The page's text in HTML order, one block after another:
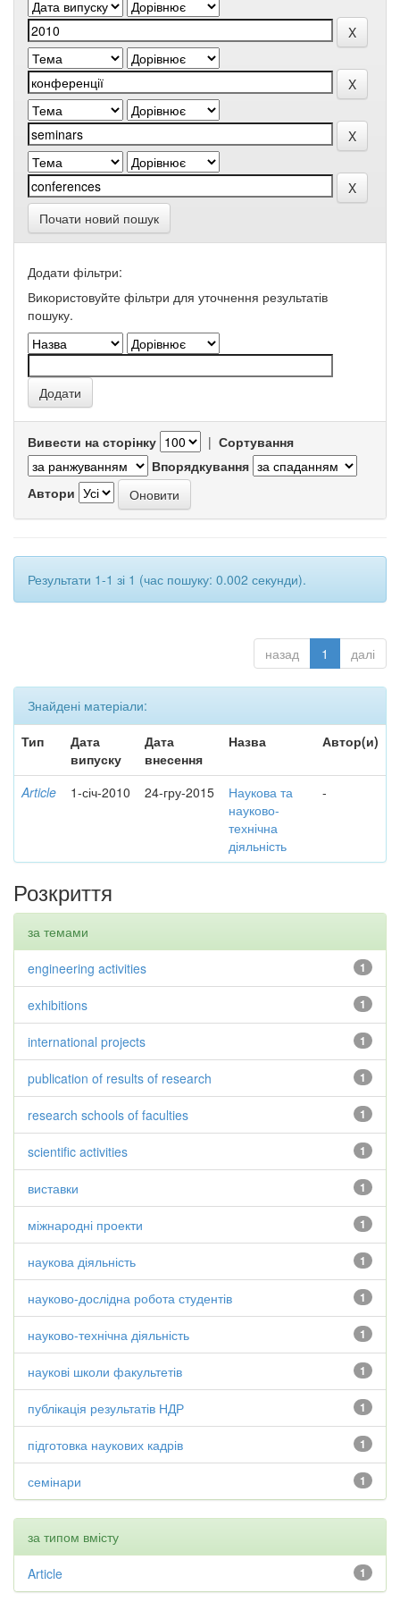
Почати новий пошук
Додати фільтри:
Використовуйте фільтри для уточнення результатів
пошуку.
Вивести на сторінку | Сортування
Впорядкування
Автори
Результати 1-1 зі 1 (час пошуку: 0.002 секунди).
назад 1 далі
Знайдені матеріали:
Тип
Дата
випуску
Дата
внесення
Назва Автор(и)
Article 1-січ-2010 24-гру-2015
Наукова та
науково-
технічна
діяльність
-
Розкриття
за темами
1
engineering activities
1
exhibitions
1
international projects
1
publication of results of research
1
research schools of faculties
1
scientific activities
1
виставки
1
міжнародні проекти
1
наукова діяльність
1
науково-дослідна робота студентів
1
науково-технічна діяльність
1
наукові школи факультетів
1
публікація результатів НДР
1
підготовка наукових кадрів
1
семінари
за типом вмісту
1
Article